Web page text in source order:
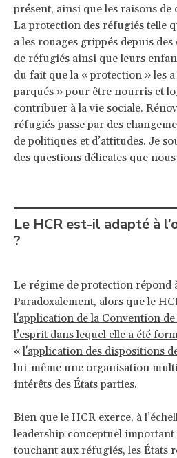
présent, ainsi que les raisons de
La protection des réfugiés telle
a les rouages grippés depuis
de réfugiés ainsi que leurs
du fait que la « protection » les
parqués » pour être nourris et
contribuer à la vie sociale.
réfugiés passe par des
de politiques et d’attitudes. Je
des questions délicates que
Le HCR est-il adapté à
?
Le régime de protection répond
Paradoxalement, alors que le
l'application de la Convention
l’esprit dans lequel elle a été
«l'application des dispositions
lui-même une organisation
intérêts des États parties.
Bien que le HCR exerce, à
leadership conceptuel
touchant aux réfugiés, les États